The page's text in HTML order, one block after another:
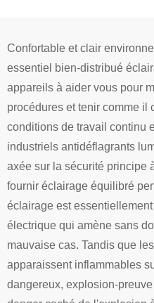
Confortable et clair
essentiel bien-distribué
appareils à aider vous pour
procédures et tenir comme il
conditions de travail continu
industriels antidéflagrants
axée sur la sécurité principe
fournir éclairage équilibré
éclairage est
électrique qui amène sans
mauvaise cas. Tandis que
apparaissent inflammables
dangereux, explosion-